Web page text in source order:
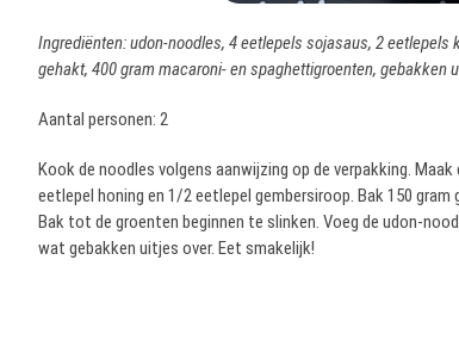
Ingrediënten: udon-noodles, 4 eetlepels sojasaus, 2
gehakt, 400 gram macaroni- en spaghettigroenten, gebakken
Aantal personen: 2
Kook de noodles volgens aanwijzing op de verpakking.
eetlepel honing en 1/2 eetlepel gembersiroop. Bak 150
Bak tot de groenten beginnen te slinken. Voeg de udon-
wat gebakken uitjes over. Eet smakelijk!